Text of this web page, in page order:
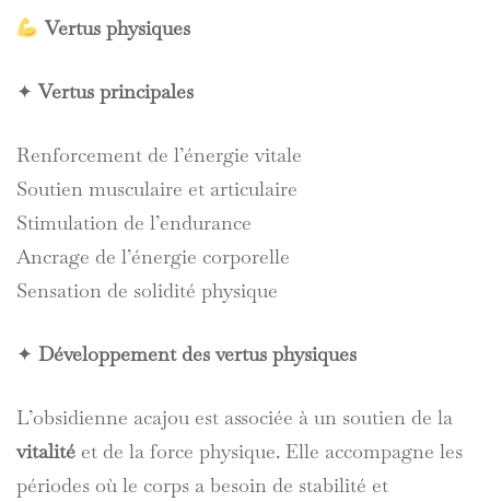
Vertus physiques
✦Vertus principales
Renforcement de l’énergie vitale
Soutien musculaire et articulaire
Stimulation de l’endurance
Ancrage de l’énergie corporelle
Sensation de solidité physique
✦ Développement des vertus physiques
L’obsidienne acajou est associée à un soutien de la
vitalité et de la force physique. Elle accompagne les
périodes où le corps a besoin de stabilité et